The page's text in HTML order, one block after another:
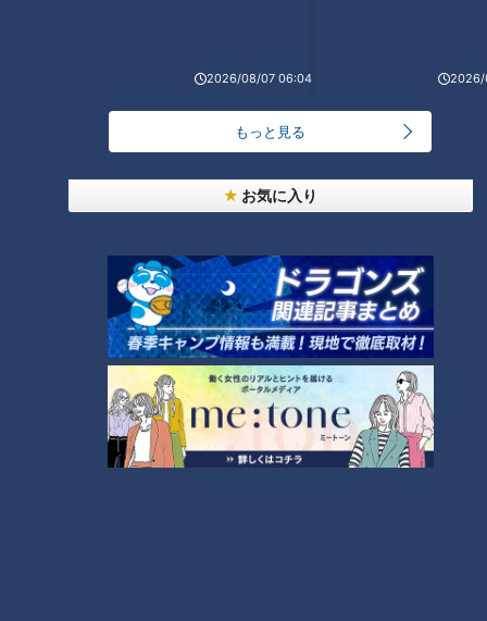
2026/08/07 06:04 2026/
もっと見る
お気に入り
チーズの濃厚なトロッとした感じが絶妙に合う。冷凍でも、こ
カカオの割合125％！グルテンフリーのショコ
ラ！